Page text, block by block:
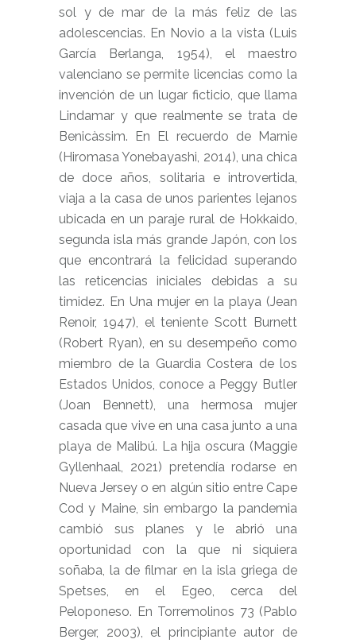
sol y de mar de la más feliz de las
adolescencias. En Novio a la vista (Luis
García Berlanga, 1954), el maestro
valenciano se permite licencias como la
invención de un lugar ficticio, que llama
Lindamar y que realmente se trata de
Benicàssim. En El recuerdo de Marnie
(Hiromasa Yonebayashi, 2014), una chica
de doce años, solitaria e introvertida,
viaja a la casa de unos parientes lejanos
ubicada en un paraje rural de Hokkaido,
segunda isla más grande Japón, con los
que encontrará la felicidad superando
las reticencias iniciales debidas a su
timidez. En Una mujer en la playa (Jean
Renoir, 1947), el teniente Scott Burnett
(Robert Ryan), en su desempeño como
miembro de la Guardia Costera de los
Estados Unidos, conoce a Peggy Butler
(Joan Bennett), una hermosa mujer
casada que vive en una casa junto a una
playa de Malibú. La hija oscura (Maggie
Gyllenhaal, 2021) pretendía rodarse en
Nueva Jersey o en algún sitio entre Cape
Cod y Maine, sin embargo la pandemia
cambió sus planes y le abrió una
oportunidad con la que ni siquiera
soñaba, la de filmar en la isla griega de
Spetses, en el Egeo, cerca del
Peloponeso. En Torremolinos 73 (Pablo
Berger, 2003), el principiante autor de